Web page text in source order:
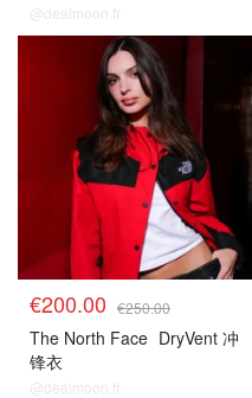
@dealmoon.fr
€200.00 €250.00
The North Face DryVent 冲
锋衣
@dealmoon.fr